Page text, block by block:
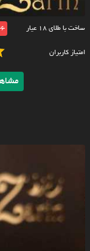
ساخت با طلای ۱۸ عیار
امتیاز کاربران